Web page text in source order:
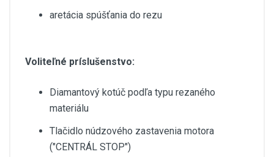
aretácia spúšťania do rezu
Voliteľné príslušenstvo:
Diamantový kotúč podľa typu rezaného
materiálu
Tlačidlo núdzového zastavenia motora
("CENTRÁL STOP")